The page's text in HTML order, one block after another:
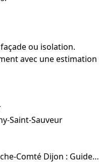
ou isolation.
avec une estimation
Saint-Sauveur
Comté Dijon : Guide…